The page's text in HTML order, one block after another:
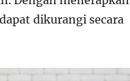
dikurangi secara